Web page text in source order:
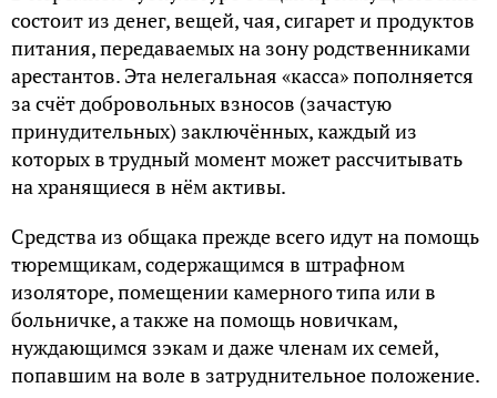
состоит из денег, вещей, чая, сигарет и продуктов
питания, передаваемых на зону родственниками
арестантов. Эта нелегальная «касса» пополняется
за счёт добровольных взносов (зачастую
принудительных) заключённых, каждый из
которых в трудный момент может рассчитывать
на хранящиеся в нём активы.
Средства из общака прежде всего идут на помощь
тюремщикам, содержащимся в штрафном
изоляторе, помещении камерного типа или в
больничке, а также на помощь новичкам,
нуждающимся зэкам и даже членам их семей,
попавшим на воле в затруднительное положение.